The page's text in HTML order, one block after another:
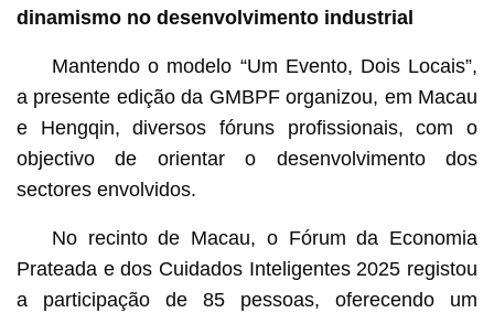
dinamismo no desenvolvimento industrial
Mantendo o modelo “Um Evento, Dois Locais”,
a presente edição da GMBPF organizou, em Macau
e Hengqin, diversos fóruns profissionais, com o
objectivo de orientar o desenvolvimento dos
sectores envolvidos.
No recinto de Macau, o Fórum da Economia
Prateada e dos Cuidados Inteligentes 2025 registou
a participação de 85 pessoas, oferecendo um